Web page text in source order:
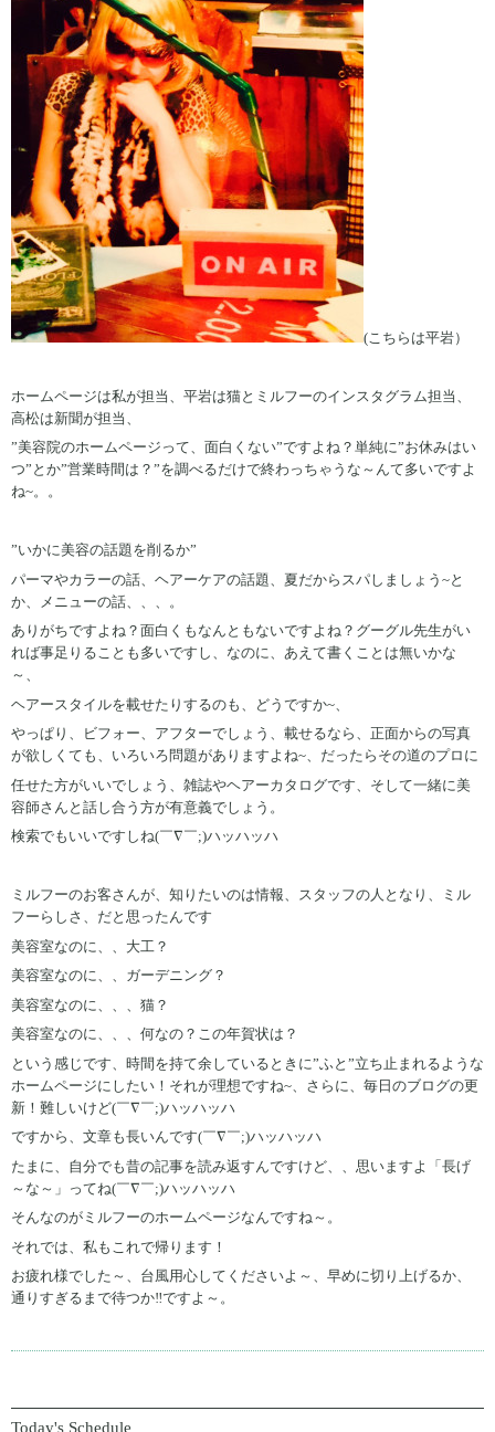
(こちらは平岩）
ホームページは私が担当、平岩は猫とミルフーのインスタグラム担当、
高松は新聞が担当、
”美容院のホームページって、面白くない”ですよね？単純に”お休みはい
つ”とか”営業時間は？”を調べるだけで終わっちゃうな～んて多いですよ
ね~。。
”いかに美容の話題を削るか”
パーマやカラーの話、ヘアーケアの話題、夏だからスパしましょう~と
か、メニューの話、、、。
ありがちですよね？面白くもなんともないですよね？グーグル先生がい
れば事足りることも多いですし、なのに、あえて書くことは無いかな
～、
ヘアースタイルを載せたりするのも、どうですか~、
やっぱり、ビフォー、アフターでしょう、載せるなら、正面からの写真
が欲しくても、いろいろ問題がありますよね~、だったらその道のプロに
任せた方がいいでしょう、雑誌やヘアーカタログです、そして一緒に美
容師さんと話し合う方が有意義でしょう。
検索でもいいですしね(￣∇￣;)ハッハッハ
ミルフーのお客さんが、知りたいのは情報、スタッフの人となり、ミル
フーらしさ、だと思ったんです
美容室なのに、、大工？
美容室なのに、、ガーデニング？
美容室なのに、、、猫？
美容室なのに、、、何なの？この年賀状は？
という感じです、時間を持て余しているときに”ふと”立ち止まれるような
ホームページにしたい！それが理想ですね~、さらに、毎日のブログの更
新！難しいけど(￣∇￣;)ハッハッハ
ですから、文章も長いんです(￣∇￣;)ハッハッハ
たまに、自分でも昔の記事を読み返すんですけど、、思いますよ「長げ
～な～」ってね(￣∇￣;)ハッハッハ
そんなのがミルフーのホームページなんですね～。
それでは、私もこれで帰ります！
お疲れ様でした～、台風用心してくださいよ～、早めに切り上げるか、
通りすぎるまで待つか‼ですよ～。
Today's Schedule